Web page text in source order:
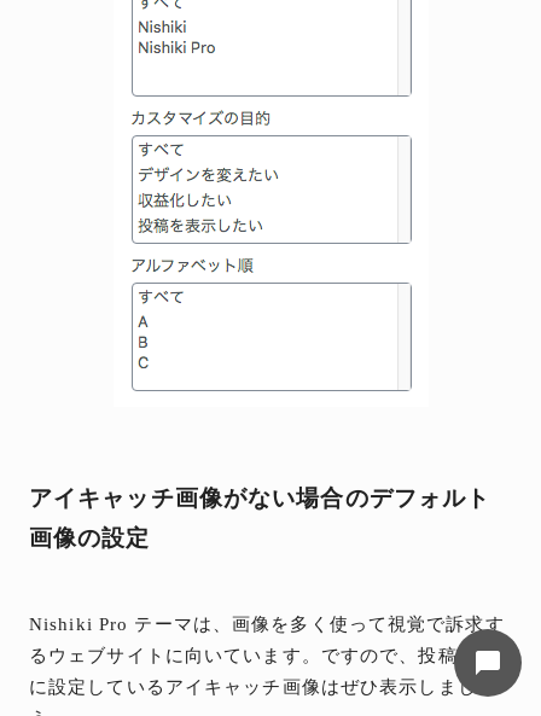
アイキャッチ画像がない場合のデフォルト
画像の設定
Nishiki Pro テーマは、画像を多く使って視覚で訴求す
るウェブサイトに向いています。ですので、投稿一覧
に設定しているアイキャッチ画像はぜひ表示しましょ
ことを入力すると、関連する記事をご紹介し